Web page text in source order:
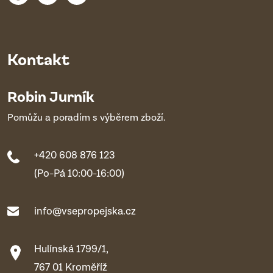
Kontakt
Robin Jurník
Pomůžu a poradím s výběrem zboží.
+420 608 876 123
(Po-Pá 10:00-16:00)
info@vsepropejska.cz
Hulínská 1799/1,
767 01 Kroměříž